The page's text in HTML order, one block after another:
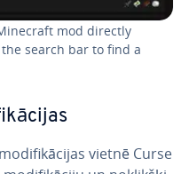
mod directly
search bar to find a
vietnē Curse